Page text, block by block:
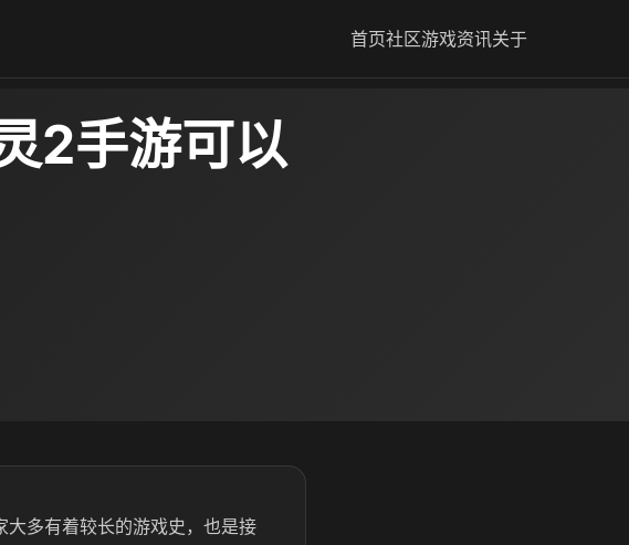
首页社区游戏资讯关于
2手游可以
多有着较长的游戏史，也是接